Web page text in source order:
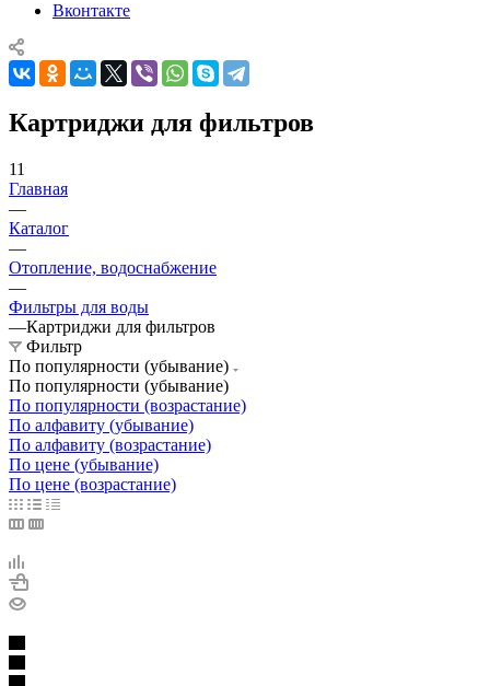
Вконтакте
Картриджи для фильтров
11
Главная
—
Каталог
—
Отопление, водоснабжение
—
Фильтры для воды
—Картриджи для фильтров
Фильтр
По популярности (убывание)
По популярности (убывание)
По популярности (возрастание)
По алфавиту (убывание)
По алфавиту (возрастание)
По цене (убывание)
По цене (возрастание)